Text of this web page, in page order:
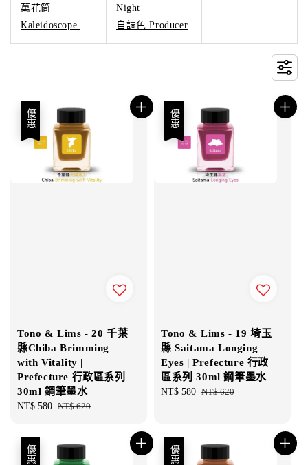
萬花筒
Kaleidoscope
Night
自調色 Producer
優惠
Tono & Lims - 20 千葉
縣Chiba Brimming
with Vitality |
Prefecture 行政區系列
30ml 鋼筆墨水
Sale
NT$ 580 Regular
NT$ 620
優惠
Tono & Lims - 19 埼玉
縣 Saitama Longing
Eyes | Prefecture 行政
區系列 30ml 鋼筆墨水
Sale
NT$ 580 Regular
NT$ 620
優惠 優惠